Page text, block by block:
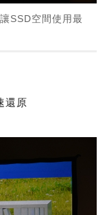
SSD空間使用最
還原